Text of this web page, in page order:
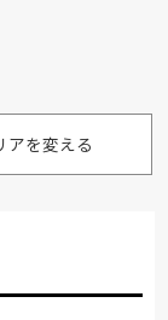
アを変える